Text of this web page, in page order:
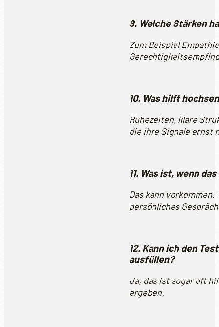
9. Welche Stärken
Zum Beispiel
10. Was hilft
Ruhezeiten, klare
die ihre Signale ernst
11. Was ist, wenn
Das kann
persönliches
12. Kann ich den
ausfüllen?
Ja, das ist sogar oft
ergeben.